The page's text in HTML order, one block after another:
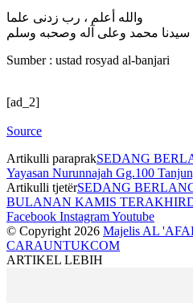
والله أعلم ، رب زدنى علما
محمد وعلى آله وصحبه وسلم
Sumber : ustad rosyad al-banjari
[ad_2]
Source
Artikulli paraprakSEDANG
Yayasan Nurunnajah Gg.100
Artikulli tjetërSEDANG
BULANAN KAMIS
Facebook InstagramYoutube
© Copyright 2026 Majelis AL
CARAUNTUKCOM
ARTIKEL LEBIH